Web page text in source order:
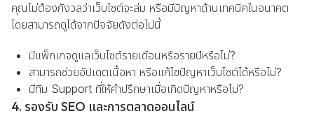
คุณไม่ต้องกังวลว่าเว็บไซต์จะล่ม หรือมีปัญหาด้านเทคนิคในอนาคต
โดยสามารถดูได้จากปัจจัยดังต่อไปนี้
มีแพ็กเกจดูแลเว็บไซต์รายเดือนหรือรายปีหรือไม่?
สามารถช่วยอัปเดตเนื้อหา หรือแก้ไขปัญหาเว็บไซต์ได้หรือไม่?
มีทีม Support ที่ให้คำปรึกษาเมื่อเกิดปัญหาหรือไม่?
4. รองรับ SEO และการตลาดออนไลน์